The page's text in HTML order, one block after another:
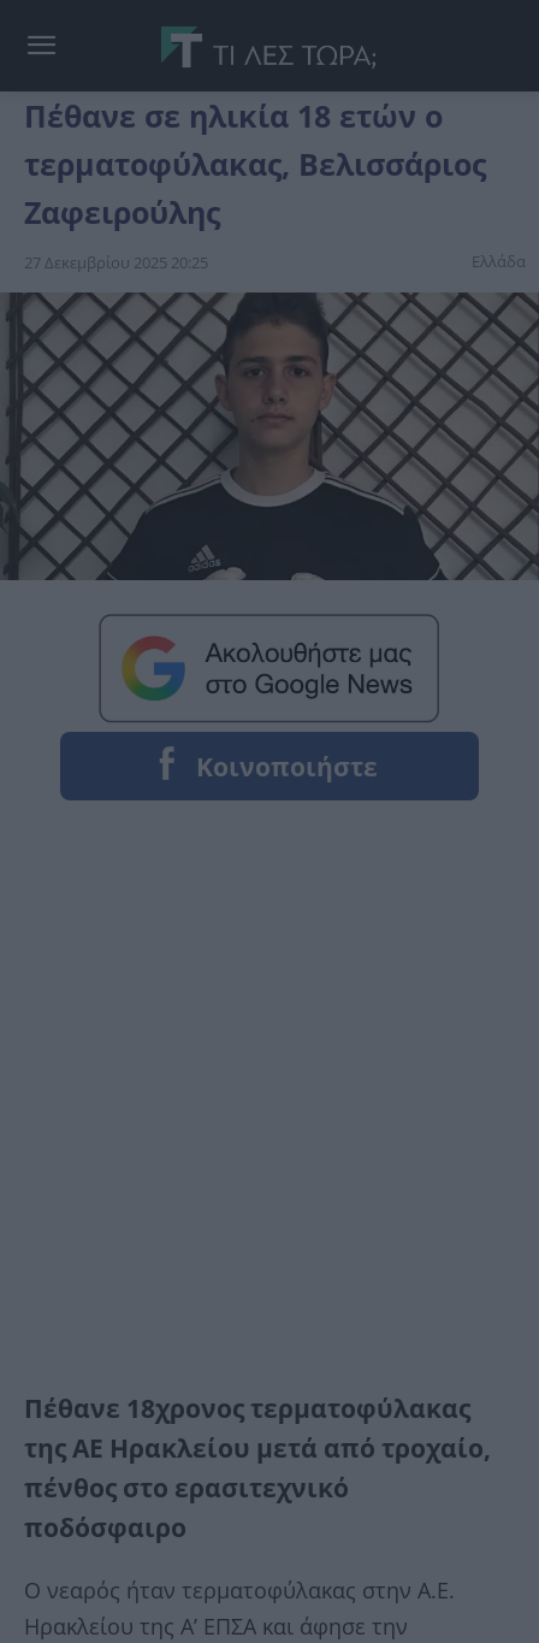
Πέθανε σε ηλικία 18 ετών ο
τερματοφύλακας, Βελισσάριος
Ζαφειρούλης
27 Δεκεμβρίου 2025 20:25 Ελλάδα
Πέθανε 18χρονος τερματοφύλακας
της ΑΕ Ηρακλείου μετά από τροχαίο,
πένθος στο ερασιτεχνικό
ποδόσφαιρο
Ο νεαρός ήταν τερματοφύλακας στην Α.Ε.
Ηρακλείου της Α’ ΕΠΣΑ και άφησε την